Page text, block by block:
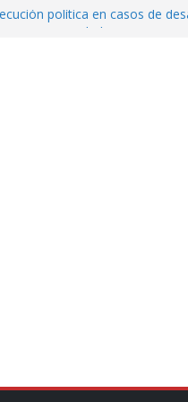
política en casos de